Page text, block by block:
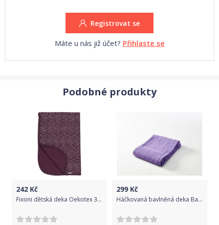
Registrovat se
Máte u nás již účet? Přihlaste se
Podobné produkty
242 Kč
Fixoni dětská deka Oekotex 32767 - 0569
299 Kč
Háčkovaná bavlněná deka Baby Dan Lila 2017